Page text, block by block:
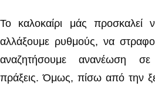
Το καλοκαίρι μάς προσκαλεί
αλλάξουμε ρυθμούς, να
αναζητήσουμε ανανέωση σε
πράξεις. Όμως, πίσω από την